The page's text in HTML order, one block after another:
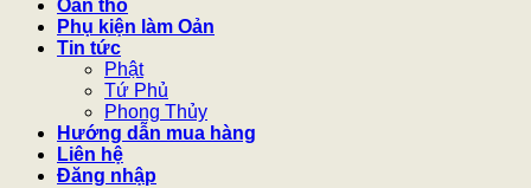
Oản thô
Phụ kiện làm Oản
Tin tức
Phật
Tứ Phủ
Phong Thủy
Hướng dẫn mua hàng
Liên hệ
Đăng nhập